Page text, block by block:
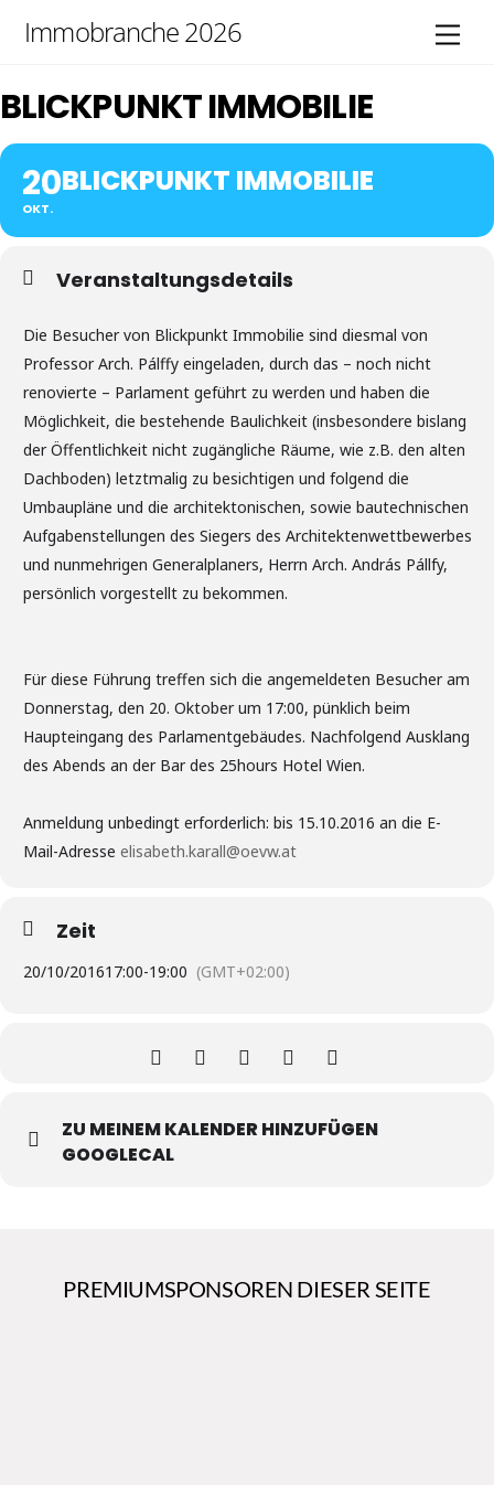
Immobranche 2026
BLICKPUNKT IMMOBILIE
20
OKT.
BLICKPUNKT IMMOBILIE
Veranstaltungsdetails
Die Besucher von Blickpunkt Immobilie sind diesmal von
Professor Arch. Pálffy eingeladen, durch das – noch nicht
renovierte – Parlament geführt zu werden und haben die
Möglichkeit, die bestehende Baulichkeit (insbesondere bislang
der Öffentlichkeit nicht zugängliche Räume, wie z.B. den alten
Dachboden) letztmalig zu besichtigen und folgend die
Umbaupläne und die architektonischen, sowie bautechnischen
Aufgabenstellungen des Siegers des Architektenwettbewerbes
und nunmehrigen Generalplaners, Herrn Arch. András Pállfy,
persönlich vorgestellt zu bekommen.
Für diese Führung treffen sich die angemeldeten Besucher am
Donnerstag, den 20. Oktober um 17:00, pünklich beim
Haupteingang des Parlamentgebäudes. Nachfolgend Ausklang
des Abends an der Bar des 25hours Hotel Wien.
Anmeldung unbedingt erforderlich: bis 15.10.2016 an die E-
Mail-Adresse elisabeth.karall@oevw.at
Zeit
20/10/201617:00-19:00 (GMT+02:00)
ZU MEINEM KALENDER HINZUFÜGEN
GOOGLECAL
PREMIUMSPONSOREN DIESER SEITE